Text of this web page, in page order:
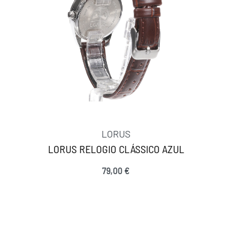
LORUS
LORUS RELOGIO CLÁSSICO AZUL
79,00€